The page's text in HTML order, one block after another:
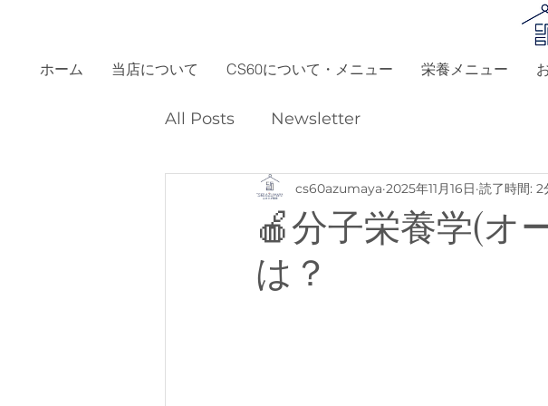
ホーム 当店について CS60について・メニュー 栄養メニュー
All Posts Newsletter
🍎分子栄養学(オ
は？
cs60azumaya 2025年11月16日 読了時間: 2